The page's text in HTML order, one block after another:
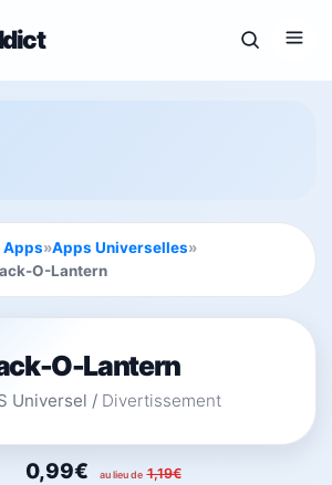
Apps»Apps Universelles»
O-Lantern
O-Lantern
Universel / Divertissement
0,99€ au lieu de 1,19€